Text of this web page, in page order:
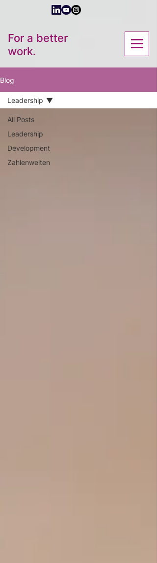
For a better
work.
Blog
All Posts
Leadership
Development
Zahlenwelten
Leadership